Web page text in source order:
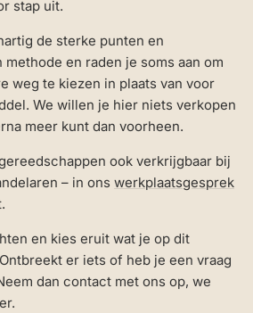
stap uit.
de sterke punten en
en raden je soms aan om
weg te kiezen in plaats van voor
We willen je hier niets verkopen
meer kunt dan voorheen.
ook verkrijgbaar bij
– in ons werkplaatsgesprek
en kies eruit wat je op dit
er iets of heb je een vraag
dan contact met ons op, we